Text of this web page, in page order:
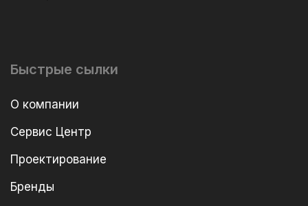
Быстрые сылки
О компании
Сервис Центр
Проектирование
Бренды